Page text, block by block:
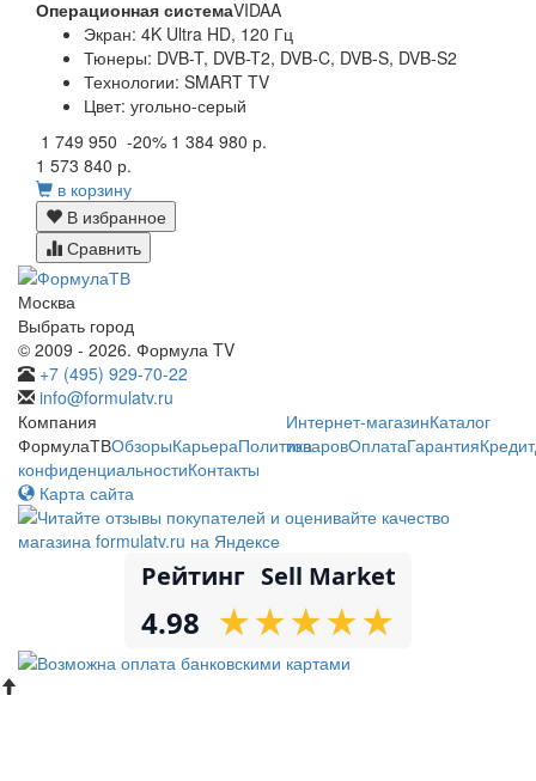
Операционная системаVIDAA
Экран: 4K Ultra HD, 120 Гц
Тюнеры: DVB-T, DVB-T2, DVB-C, DVB-S, DVB-S2
Технологии: SMART TV
Цвет: угольно-серый
1 749 950 -20% 1 384 980 р.
1 573 840 р.
в корзину
В избранное
Сравнить
Москва
Выбрать город
© 2009 - 2026. Формула TV
+7 (495) 929-70-22
info@formulatv.ru
Компания
ФормулаТВОбзорыКарьераПолитика
конфиденциальностиКонтакты
Интернет-магазинКаталог
товаровОплатаГарантияКредит
Карта сайта
Рейтинг Sell Market
4.98 ★
★★
★★
★★
★★
★